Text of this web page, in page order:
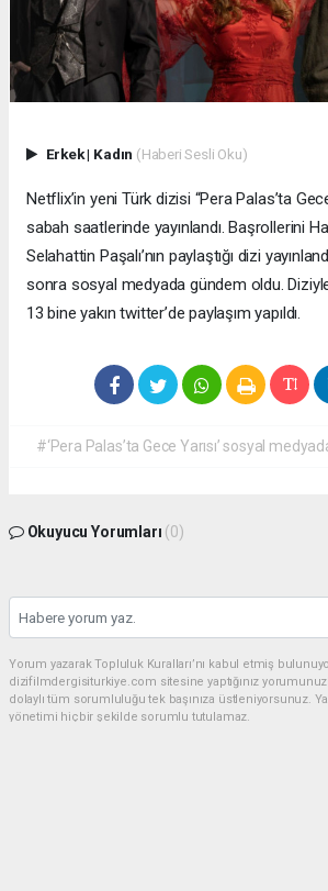
Erkek| Kadın (Haberi Sesli Oku)
Netflix’in yeni Türk dizisi “Pera Palas’ta
sabah saatlerinde yayınlandı. Başrollerini
Selahattin Paşalı’nın paylaştığı dizi
sonra sosyal medyada gündem oldu.
13 bine yakın twitter’de paylaşım yapıldı.
#‘Pera Palas’ta Gece Yarısı’ sosyal
Okuyucu Yorumları (0)
Yorum yazarak Topluluk Kuralları’nı kabul etmiş
dizifilmdergisiturkiye.com sitesine yaptığınız
dolaylı tüm sorumluluğu tek başınıza üstleniyorsunuz.
yönetimi hiçbir şekilde sorumlu tutulamaz.